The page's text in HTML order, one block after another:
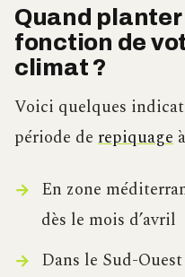
Quand
fonction de
climat ?
Voici quelques
période de repiquage
En zone
dès le mois d’avril
Dans le Sud-